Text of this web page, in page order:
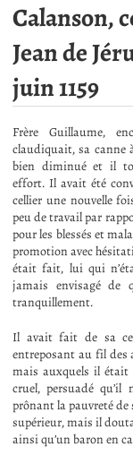
Calanson,
Jean de
juin 1159
Frère Guillaume,
claudiquait, sa canne
bien diminué et il
effort. Il avait été
cellier une nouvelle
peu de travail par
pour les blessés et
promotion avec
était fait, lui qui
jamais envisagé
tranquillement.
Il avait fait de sa
entreposant au fil des
mais auxquels il
cruel, persuadé
prônant la pauvreté
supérieur, mais il
ainsi qu’un baron en